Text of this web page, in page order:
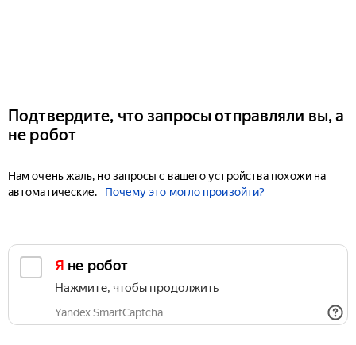
Подтвердите, что запросы отправляли вы, а
не робот
Нам очень жаль, но запросы с вашего устройства похожи на
автоматические.
Почему это могло произойти?
Я не робот
Нажмите, чтобы продолжить
Yandex SmartCaptcha